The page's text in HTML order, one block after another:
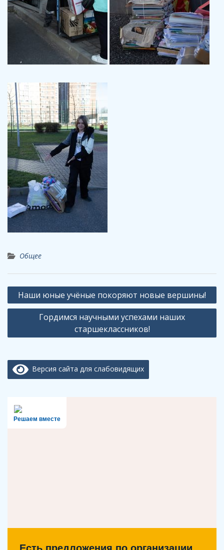
Общее
Навигация
по
записям
Наши юные учёные покоряют новые вершины!
Гордимся научными успехами наших
старшеклассников!
Версия сайта для слабовидящих
Решаем вместе